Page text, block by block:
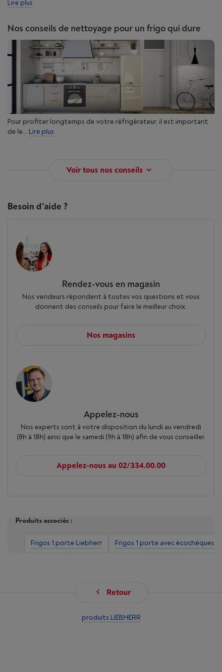
Lire plus
Nos conseils de nettoyage pour un frigo qui dure
Pour profiter longtemps de votre réfrigérateur, il est important
de le... Lire plus
Voir tous nos conseils
Besoin d'aide ?
Rendez-vous en magasin
Nos vendeurs répondent à toutes vos questions et vous
donnent des conseils pour faire le meilleur choix.
Nos magasins
Appelez-nous
Nos experts sont à votre disposition du lundi au vendredi
(8h à 18h) ainsi que le samedi (9h à 18h) afin de vous conseiller.
Appelez-nous au 02/334.00.00
Produits associés :
Frigos 1 porte Liebherr Frigos 1 porte avec écochèques
Retour
produits LIEBHERR